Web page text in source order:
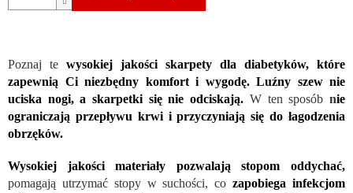
Poznaj te wysokiej jakości skarpety dla diabetyków, które
zapewnią Ci niezbędny komfort i wygodę. Luźny szew nie
uciska nogi, a skarpetki się nie odciskają. W ten sposób nie
ograniczają przepływu krwi i przyczyniają się do łagodzenia
obrzęków.
Wysokiej jakości materiały pozwalają stopom oddychać,
pomagają utrzymać stopy w suchości, cozapobiega infekcjom